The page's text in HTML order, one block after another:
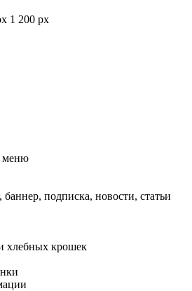
1 200 px
меню
баннер, подписка, новости, статьи
хлебных крошек